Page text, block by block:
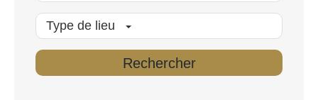
Type de lieu